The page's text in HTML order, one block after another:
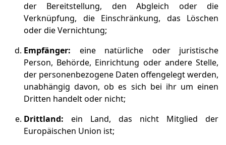
der Bereitstellung, den Abgleich oder die
Verknüpfung, die Einschränkung, das Löschen
oder die Vernichtung;
Empfänger: eine natürliche oder juristische
Person, Behörde, Einrichtung oder andere Stelle,
der personenbezogene Daten offengelegt werden,
unabhängig davon, ob es sich bei ihr um einen
Dritten handelt oder nicht;
Drittland: ein Land, das nicht Mitglied der
Europäischen Union ist;